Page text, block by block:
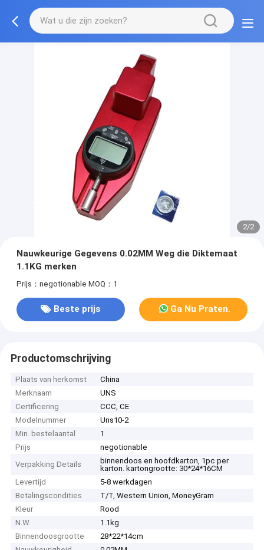
2/2
Nauwkeurige Gegevens 0.02MM Weg die Diktemaat
1.1KG merken
Prijs：negotionable MOQ：1
Beste prijs Ga Nu Praten.
Productomschrijving
Plaats van herkomst
China
Merknaam
UNS
Certificering
CCC, CE
Modelnummer
Uns10-2
Min. bestelaantal
1
Prijs
negotionable
Verpakking Details
binnendoos en hoofdkarton, 1pc per
karton. kartongrootte: 30*24*16CM
Levertijd
5-8 werkdagen
Betalingscondities
T/T, Western Union, MoneyGram
Kleur
Rood
N.W
1.1kg
Binnendoosgrootte
28*22*14cm